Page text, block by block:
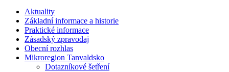
Aktuality
Základní informace a historie
Praktické informace
Zásadský zpravodaj
Obecní rozhlas
Mikroregion Tanvaldsko
Dotazníkové šetření